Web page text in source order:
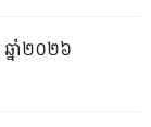
នាំ២០២៦